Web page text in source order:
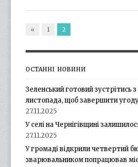
« 1 2
ОСТАННІ НОВИНИ
Зеленський готовий зустрітись
листопада, щоб завершити
27.11.2025
У селі на Чернігівщині
27.11.2025
У громаді відкрили четвертий
зварювальником попрацював